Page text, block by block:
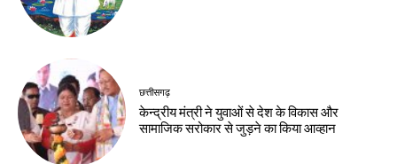
छत्तीसगढ़
केन्द्रीय मंत्री ने युवाओं से देश के विकास और
सामाजिक सरोकार से जुड़ने का किया आव्हान